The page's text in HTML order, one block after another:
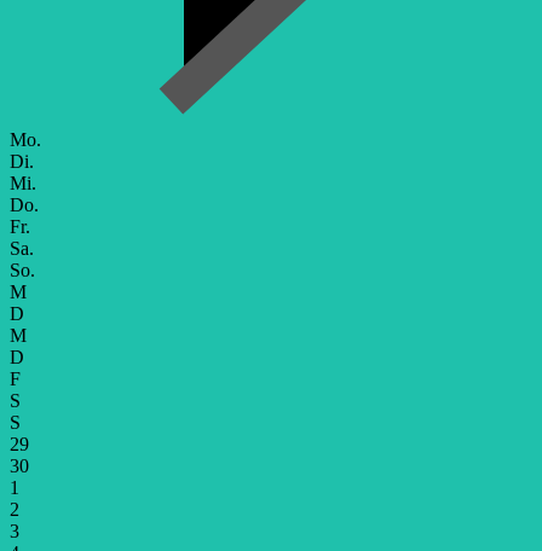
Mo.
Di.
Mi.
Do.
Fr.
Sa.
So.
M
D
M
D
F
S
S
29
30
1
2
3